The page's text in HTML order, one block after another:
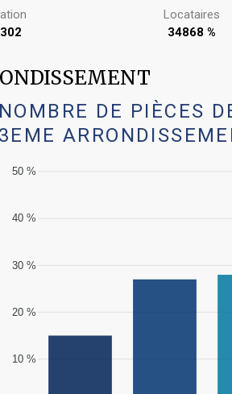
Locataires
34868 %
NOMBRE DE PIÈCES
3EME
50 %
40 %
30 %
20 %
10 %